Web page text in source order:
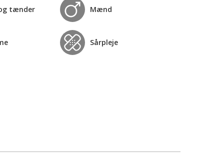
tænder Mænd
Sårpleje